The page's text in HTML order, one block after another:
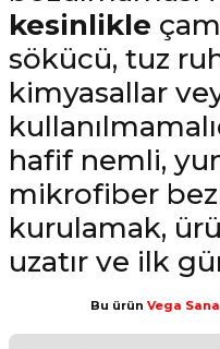
kesinlikle
sökücü, tuz
kimyasallar
hafif nemli,
mikrofiber
kurulamak,
uzatır ve ilk
Bu ürün Vega